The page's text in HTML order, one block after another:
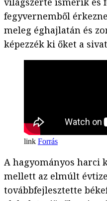
fegyvernemből
meleg éghajlatán és
képezzék ki őket a
Forrás
A hagyományos harci
mellett az elmúlt
továbbfejlesztette